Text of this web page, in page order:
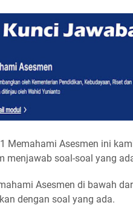
Memahami Asesmen ini
menjawab soal-soal yang
Asesmen di bawah
dengan soal yang ada.